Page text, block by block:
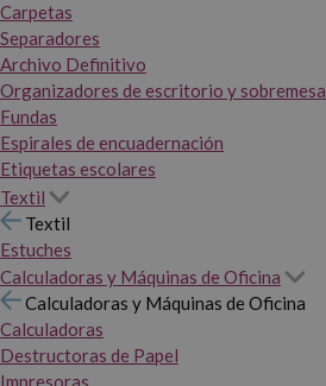
Carpetas
Separadores
Archivo Definitivo
Organizadores de escritorio y sobremesa
Fundas
Espirales de encuadernación
Etiquetas escolares
Textil
Textil
Estuches
Calculadoras y Máquinas de Oficina
Calculadoras y Máquinas de Oficina
Calculadoras
Destructoras de Papel
Impresoras